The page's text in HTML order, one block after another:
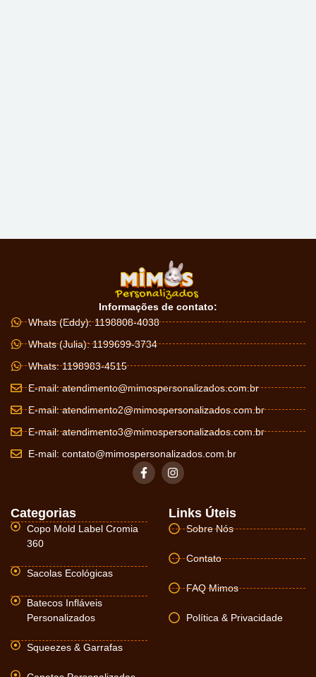
Informações de contato:
Whats (Eddy): 1198808-4038
Whats (Julia): 1199699-3734
Whats: 1198983-4515
E-mail:atendimento@mimospersonalizados.com.br
E-mail:atendimento2@mimospersonalizados.com.br
E-mail:atendimento3@mimospersonalizados.com.br
E-mail: contato@mimospersonalizados.com.br
Categorias
Copo Mold Label Cromia
360
Sacolas Ecológicas
Batecos Infláveis
Personalizados
Squeezes & Garrafas
Links Úteis
Sobre Nós
Contato
FAQ Mimos
Política & Privacidade